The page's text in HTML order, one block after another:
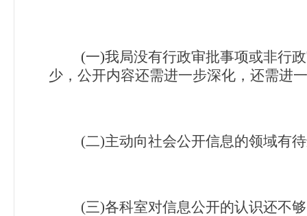
(一)我局没有行政审批事项或非行
少，公开内容还需进一步深化，还需进
(二)主动向社会公开信息的领域有
(三)各科室对信息公开的认识还不